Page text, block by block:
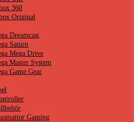
360
Original
Dreamcast
Saturn
Mega Drive
Master System
Game Gear
Gaming